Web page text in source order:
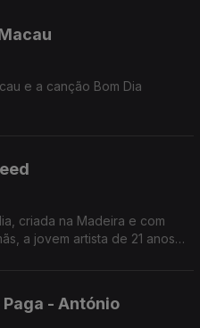
e a canção Bom Dia
criada na Madeira e com
a jovem artista de 21 anos
Paga - António